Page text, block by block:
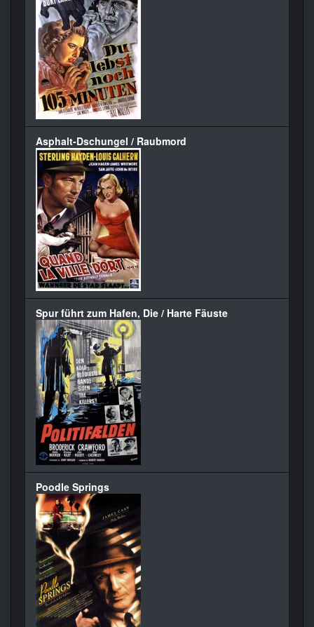
Asphalt-Dschungel / Raubmord
Spur führt zum Hafen, Die / Harte Fäuste
Poodle Springs